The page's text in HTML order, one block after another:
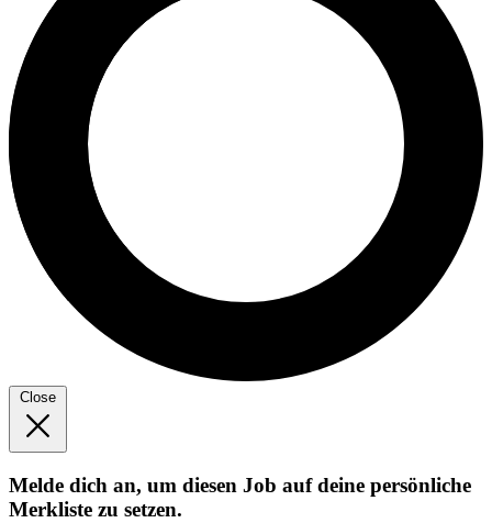
Close
Melde dich an, um diesen Job auf deine persönliche
Merkliste zu setzen.